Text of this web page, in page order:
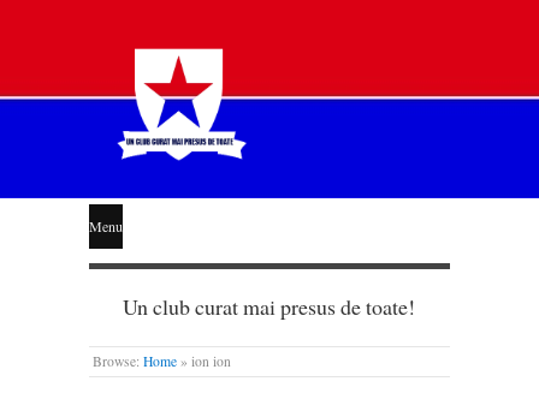
STEAUA
LIBERĂ
Menu
Un club curat mai presus de toate!
Browse: Home » ion ion